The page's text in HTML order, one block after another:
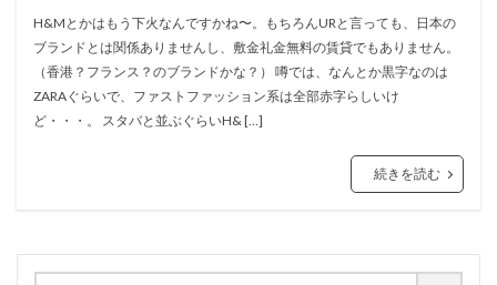
H&Mとかはもう下火なんですかね〜。もちろんURと言っても、日本の
ブランドとは関係ありませんし、敷金礼金無料の賃貸でもありません。
（香港？フランス？のブランドかな？） 噂では、なんとか黒字なのは
ZARAぐらいで、ファストファッション系は全部赤字らしいけ
ど・・・。 スタバと並ぶぐらいH& […]
続きを読む